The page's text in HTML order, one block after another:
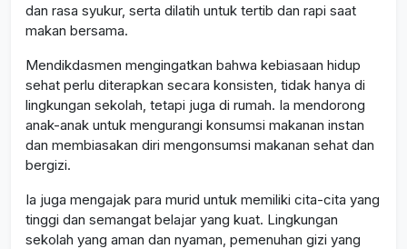
dan rasa syukur, serta dilatih untuk tertib dan rapi saat
makan bersama.
Mendikdasmen mengingatkan bahwa kebiasaan hidup
sehat perlu diterapkan secara konsisten, tidak hanya di
lingkungan sekolah, tetapi juga di rumah. Ia mendorong
anak-anak untuk mengurangi konsumsi makanan instan
dan membiasakan diri mengonsumsi makanan sehat dan
bergizi.
Ia juga mengajak para murid untuk memiliki cita-cita yang
tinggi dan semangat belajar yang kuat. Lingkungan
sekolah yang aman dan nyaman, pemenuhan gizi yang